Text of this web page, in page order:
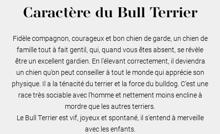
Caractère du Bull Terrier
Fidèle compagnon, courageux et bon chien de garde, un chien de
famille tout à fait gentil, qui, quand vous êtes absent, se révèle
être un excellent gardien. En l’élevant correctement, il deviendra
un chien qu’on peut conseiller à tout le monde qui apprécie son
physique. Il a la ténacité du terrier et la force du bulldog. C’est une
race très sociable avec l’homme et nettement moins encline à
mordre que les autres terriers.
Le Bull Terrier est vif, joyeux et spontané, il s’entend à merveille
avec les enfants.